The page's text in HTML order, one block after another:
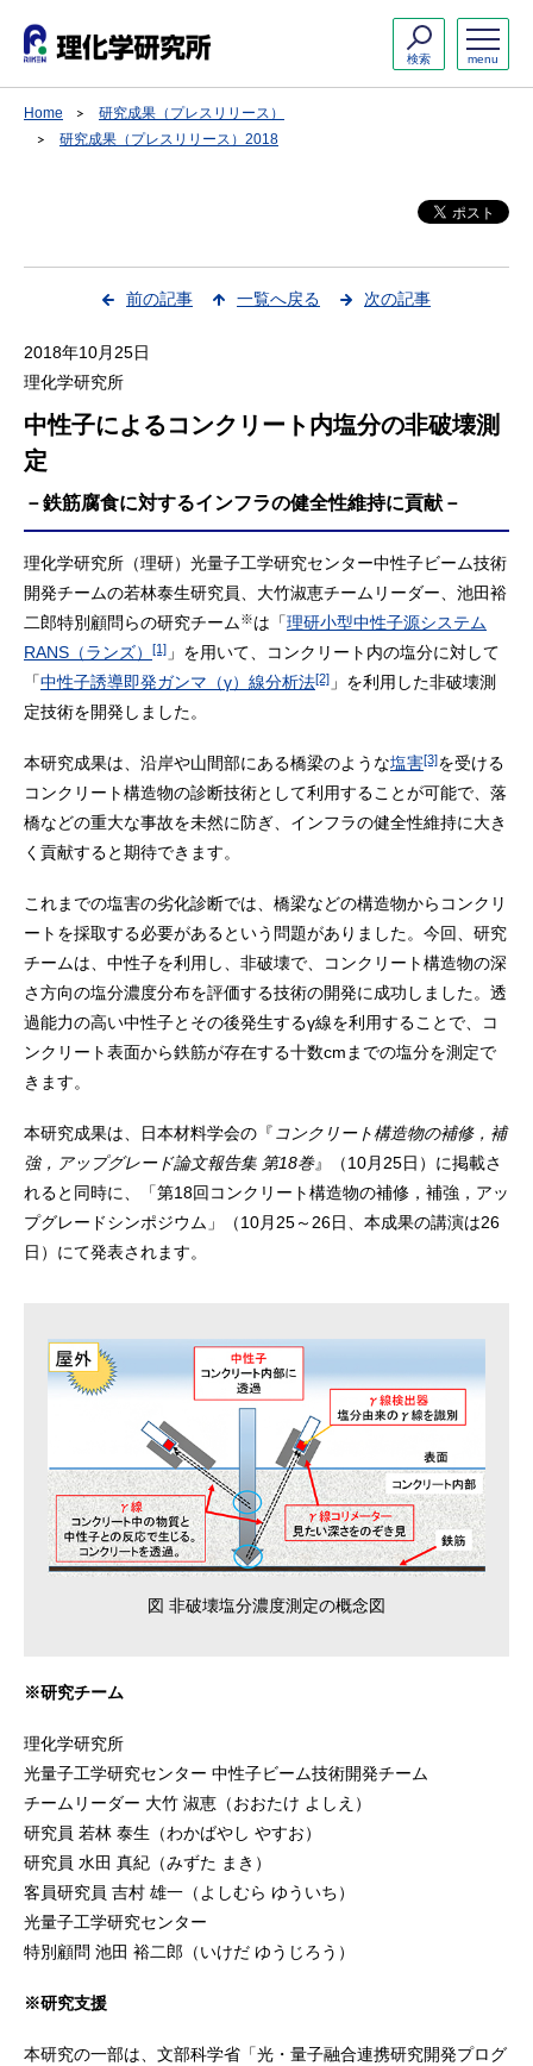
menu
検索
Home
研究成果（プレスリリース）
研究成果（プレスリリース）2018
前の記事 一覧へ戻る 次の記事
2018年10月25日
理化学研究所
中性子によるコンクリート内塩分の非破壊測
定
－鉄筋腐食に対するインフラの健全性維持に貢献－
理化学研究所（理研）光量子工学研究センター中性子ビーム技術
開発チームの若林泰生研究員、大竹淑恵チームリーダー、池田裕
二郎特別顧問らの研究チーム※は「理研小型中性子源システム
RANS（ランズ）
[1] 」を用いて、コンクリート内の塩分に対して
「中性子誘導即発ガンマ（γ）線分析法[2] 」を利用した非破壊測
定技術を開発しました。
本研究成果は、沿岸や山間部にある橋梁のような塩害[3]を受ける
コンクリート構造物の診断技術として利用することが可能で、落
橋などの重大な事故を未然に防ぎ、インフラの健全性維持に大き
く貢献すると期待できます。
これまでの塩害の劣化診断では、橋梁などの構造物からコンクリ
ートを採取する必要があるという問題がありました。今回、研究
チームは、中性子を利用し、非破壊で、コンクリート構造物の深
さ方向の塩分濃度分布を評価する技術の開発に成功しました。透
過能力の高い中性子とその後発生するγ線を利用することで、コ
ンクリート表面から鉄筋が存在する十数cmまでの塩分を測定で
きます。
本研究成果は、日本材料学会の『コンクリート構造物の補修，補
強，アップグレード論文報告集 第18巻』（10月25日）に掲載さ
れると同時に、「第18回コンクリート構造物の補修，補強，アッ
プグレードシンポジウム」（10月25～26日、本成果の講演は26
日）にて発表されます。
図 非破壊塩分濃度測定の概念図
※研究チーム
理化学研究所
光量子工学研究センター 中性子ビーム技術開発チーム
チームリーダー 大竹 淑恵（おおたけ よしえ）
研究員 若林 泰生（わかばやし やすお）
研究員 水田 真紀（みずた まき）
客員研究員 吉村 雄一（よしむら ゆういち）
光量子工学研究センター
特別顧問 池田 裕二郎（いけだ ゆうじろう）
※研究支援
本研究の一部は、文部科学省「光・量子融合連携研究開発プログ